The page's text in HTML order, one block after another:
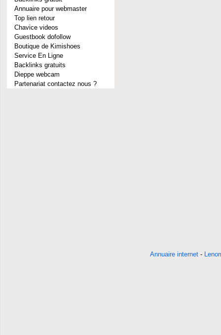
Annuaire pour webmaster
Top lien retour
Chavice videos
Guestbook dofollow
Boutique de Kimishoes
Service En Ligne
Backlinks gratuits
Dieppe webcam
Partenariat contactez nous ?
Annuaire internet -